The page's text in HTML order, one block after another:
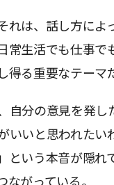
れは、話し方によ
常生活でも仕事で
る重要なテーマ
自分の意見を発し
いいと思われたい
という本音が隠れ